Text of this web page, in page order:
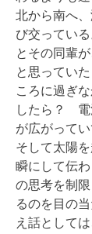
北から南へ
び交ってい
とその同輩
と思ってい
ころに過ぎ
したら？ 電
が広がって
そして太陽
瞬にして伝
の思考を制
るのを目の
え話として